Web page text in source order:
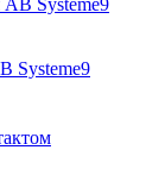
Systeme9